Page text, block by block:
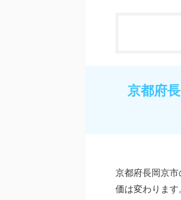
京都府
京都府長岡京
価は変わります